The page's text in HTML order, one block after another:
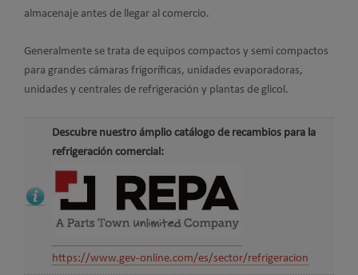
almacenaje antes de llegar al comercio.
Generalmente se trata de equipos compactos y semi compactos
para grandes cámaras frigoríficas, unidades evaporadoras,
unidades y centrales de refrigeración y plantas de glicol.
Descubre nuestro ámplio catálogo de recambios para la
refrigeración comercial:
https://www.gev-online.com/es/sector/refrigeracion